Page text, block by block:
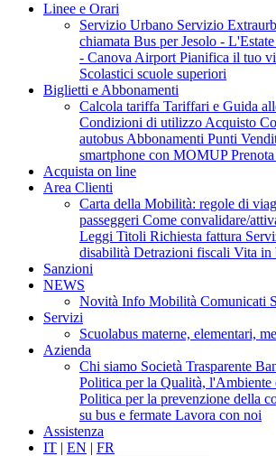
Linee e Orari
Servizio Urbano Servizio
chiamata Bus per Jesolo - L'Estate
- Canova Airport Pianifica il tuo
Scolastici scuole superiori
Biglietti e Abbonamenti
Calcola tariffa Tariffari e Guida
Condizioni di utilizzo Acquisto
autobus Abbonamenti Punti
smartphone con MOMUP
Acquista on line
Area Clienti
Carta della Mobilità: regole di
passeggeri Come convalidare/
Leggi Titoli Richiesta fattura
disabilità Detrazioni fiscali Vita in
Sanzioni
NEWS
Novità Info Mobilità Comunicati
Servizi
Scuolabus materne, elementari,
Azienda
Chi siamo Società Trasparente
Politica per la Qualità, l'Ambiente
Politica per la prevenzione della
su bus e fermate Lavora con noi
Assistenza
IT | EN | FR